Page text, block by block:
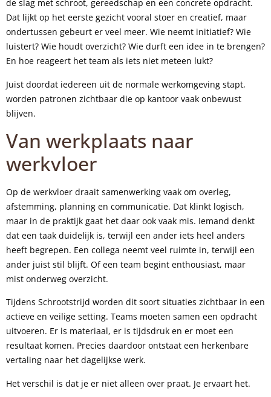
de slag met schroot, gereedschap en een concrete opdracht.
Dat lijkt op het eerste gezicht vooral stoer en creatief, maar
ondertussen gebeurt er veel meer. Wie neemt initiatief? Wie
luistert? Wie houdt overzicht? Wie durft een idee in te brengen?
En hoe reageert het team als iets niet meteen lukt?
Juist doordat iedereen uit de normale werkomgeving stapt,
worden patronen zichtbaar die op kantoor vaak onbewust
blijven.
Van werkplaats naar
werkvloer
Op de werkvloer draait samenwerking vaak om overleg,
afstemming, planning en communicatie. Dat klinkt logisch,
maar in de praktijk gaat het daar ook vaak mis. Iemand denkt
dat een taak duidelijk is, terwijl een ander iets heel anders
heeft begrepen. Een collega neemt veel ruimte in, terwijl een
ander juist stil blijft. Of een team begint enthousiast, maar
mist onderweg overzicht.
Tijdens Schrootstrijd worden dit soort situaties zichtbaar in een
actieve en veilige setting. Teams moeten samen een opdracht
uitvoeren. Er is materiaal, er is tijdsdruk en er moet een
resultaat komen. Precies daardoor ontstaat een herkenbare
vertaling naar het dagelijkse werk.
Het verschil is dat je er niet alleen over praat. Je ervaart het.